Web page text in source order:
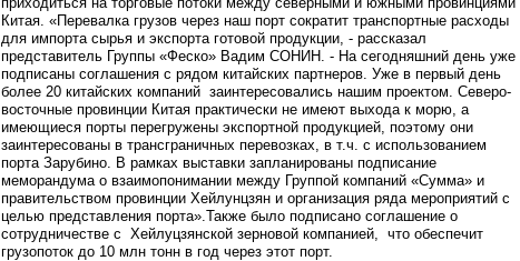
Китая. «Перевалка грузов через наш порт сократит транспортные расходы
для импорта сырья и экспорта готовой продукции, - рассказал
представитель Группы «Феско» Вадим СОНИН. - На сегодняшний день уже
подписаны соглашения с рядом китайских партнеров. Уже в первый день
более 20 китайских компаний заинтересовались нашим проектом. Северо-
восточные провинции Китая практически не имеют выхода к морю, а
имеющиеся порты перегружены экспортной продукцией, поэтому они
заинтересованы в трансграничных перевозках, в т.ч. с использованием
порта Зарубино. В рамках выставки запланированы подписание
меморандума о взаимопонимании между Группой компаний «Сумма» и
правительством провинции Хейлунцзян и организация ряда мероприятий с
целью представления порта».Также было подписано соглашение о
сотрудничестве с Хейлуцзянской зерновой компанией, что обеспечит
грузопоток до 10 млн тонн в год через этот порт.